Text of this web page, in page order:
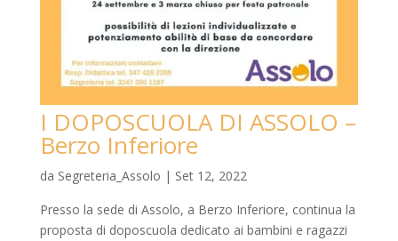
I DOPOSCUOLA DI ASSOLO –
Berzo Inferiore
da Segreteria_Assolo | Set 12, 2022
Presso la sede di Assolo, a Berzo Inferiore, continua la
proposta di doposcuola dedicato ai bambini e ragazzi